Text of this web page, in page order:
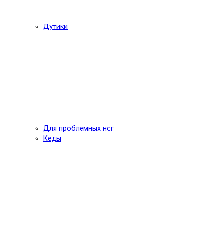
Дутики
Для проблемных ног
Кеды